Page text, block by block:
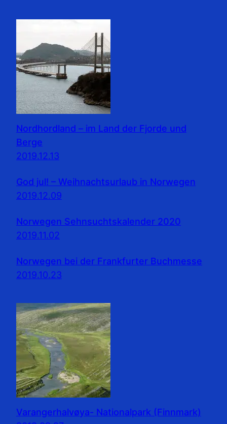
Nordhordland – im Land der Fjorde und
Berge
2019.12.13
God jul! – Weihnachtsurlaub in Norwegen
2019.12.09
Norwegen Sehnsuchtskalender 2020
2019.11.02
Norwegen bei der Frankfurter Buchmesse
2019.10.23
Varangerhalvøya- Nationalpark (Finnmark)